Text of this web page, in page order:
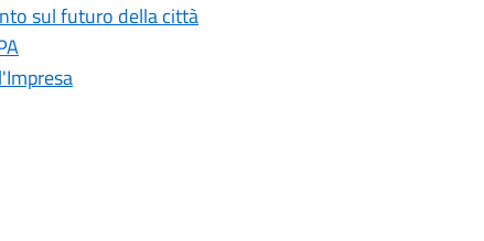
sul futuro della città